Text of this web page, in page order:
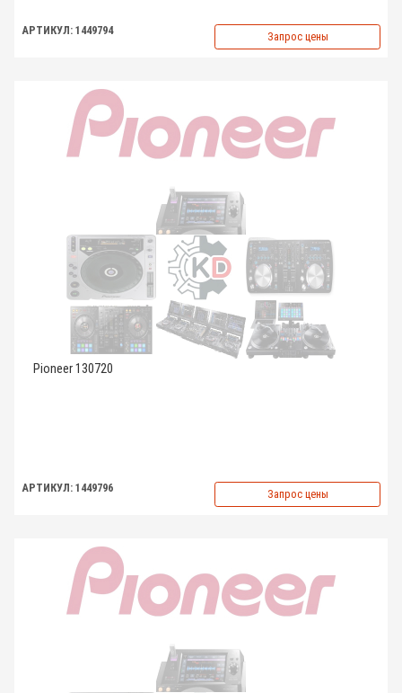
АРТИКУЛ: 1449794 Запрос цены
Pioneer 130720
АРТИКУЛ: 1449796 Запрос цены